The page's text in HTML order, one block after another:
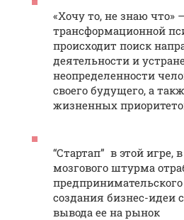
«Хочу то, не знаю что»
трансформационной
происходит поиск
деятельности и
неопределенности
своего будущего, а
жизненных
“Стартап” в этой игре,
мозгового штурма
создания бизнес-идеи
вывода ее на рынок